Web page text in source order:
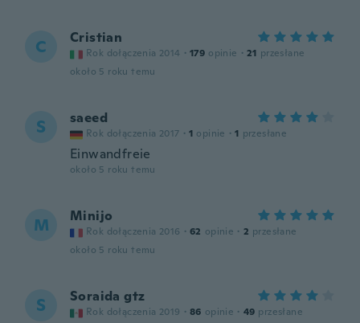
C Cristian
Rok dołączenia 2014 · 179 opinie · 21 przesłane
około 5 roku temu
S saeed
Rok dołączenia 2017 · 1 opinie · 1 przesłane
Einwandfreie
około 5 roku temu
M Minijo
Rok dołączenia 2016 · 62 opinie · 2 przesłane
około 5 roku temu
S Soraida gtz
Rok dołączenia 2019 · 86 opinie · 49 przesłane